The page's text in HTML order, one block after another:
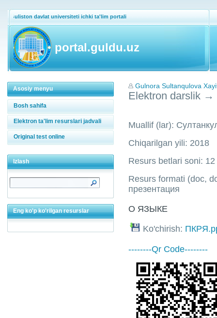
Guliston davlat universiteti ichki ta'lim portali
portal.guldu.uz
Asosiy menyu
Bosh sahifa
Elektron ta'lim resurslari jadvali
Original test online
Izlash
Eng ko'p ko'rilgan resurslar
Gulnora Sultanqulova
Elektron darslik →
Muallif (lar):
Chiqarilgan yili: 2018
Resurs betlari soni: 12
Resurs formati (doc,
презентация
О ЯЗЫКЕ
Ko'chirish:
--------Qr Code--------